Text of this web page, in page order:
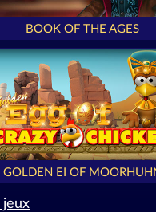
BOOK OF THE AGES
GOLDEN EI OF
jeux